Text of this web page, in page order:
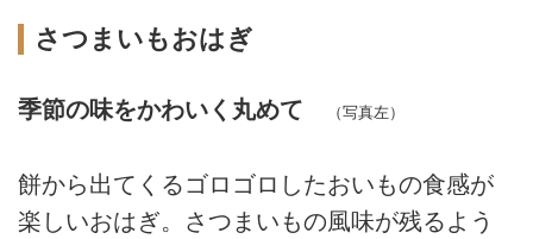
さつまいもおはぎ
季節の味をかわいく丸めて （写真左）
餅から出てくるゴロゴロしたおいもの食感が
楽しいおはぎ。さつまいもの風味が残るよう